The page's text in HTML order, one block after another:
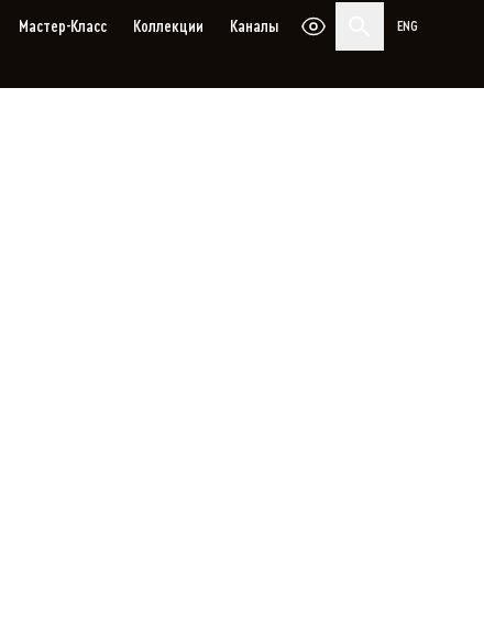
Мастер-Класс Коллекции Каналы ENG